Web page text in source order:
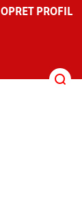
OPRET PROFIL